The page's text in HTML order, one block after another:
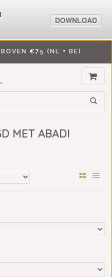
€75 (NL + BE)
MET ABADI
DOWNLOAD
DOWNLOAD